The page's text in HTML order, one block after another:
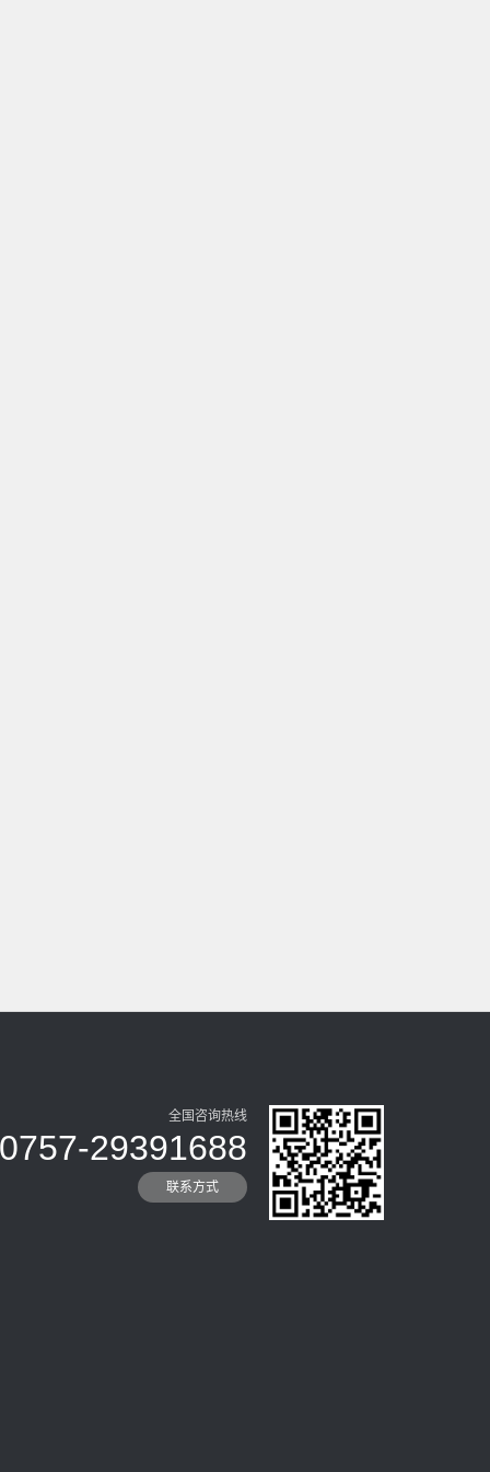
全国咨询热线
0757-29391688
联系方式